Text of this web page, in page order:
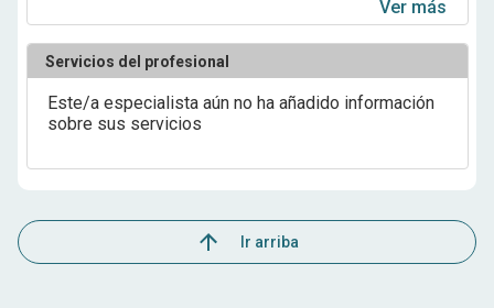
clínico basado en la evidencia con una atención
personalizada para cada paciente buscando
resultados seguros y de calidad en salud
reproductiva y bienestar íntimo
Ver más
Servicios del profesional
Este/a especialista aún no ha añadido información
sobre sus servicios
Ir arriba